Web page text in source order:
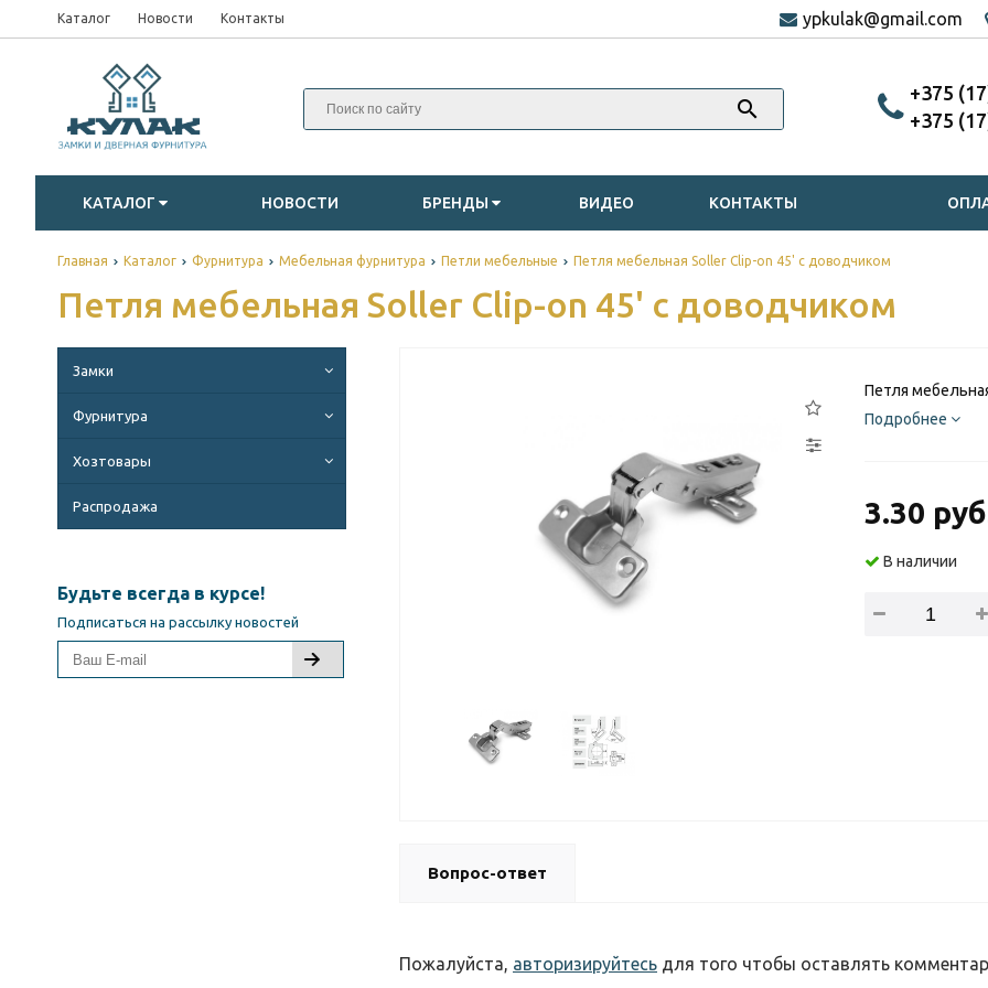
Каталог Новости Контакты ypkulak@gmail.com
‎+375
‎+375
КАТАЛОГ НОВОСТИ БРЕНДЫ ВИДЕО КОНТАКТЫ
Главная Каталог Фурнитура Мебельная фурнитура Петли мебельные Петля мебельная Soller Clip-on 45' с доводчиком
Петля мебельная Soller Clip-on 45' с доводчиком
Замки
Фурнитура
Хозтовары
Распродажа
Будьте всегда в курсе!
Подписаться на рассылку новостей
Петля
Подробнее
3.30
В наличии
Вопрос-ответ
Пожалуйста, авторизируйтесь для того чтобы оставлять